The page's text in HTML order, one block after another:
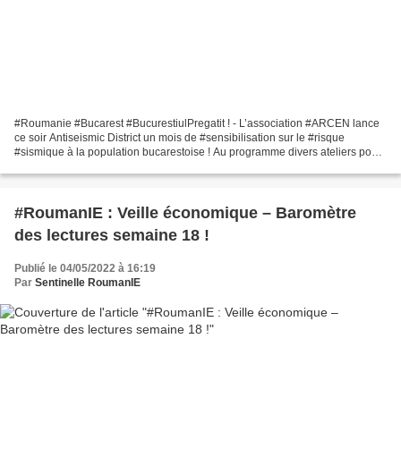
#Roumanie #Bucarest #BucurestiulPregatit ! - L’association #ARCEN lance
ce soir Antiseismic District un mois de #sensibilisation sur le #risque
#sismique à la population bucarestoise ! Au programme divers ateliers pour
#RoumanIE : Veille économique – Baromètre
des lectures semaine 18 !
Publié le 04/05/2022 à 16:19
Par Sentinelle RoumanIE